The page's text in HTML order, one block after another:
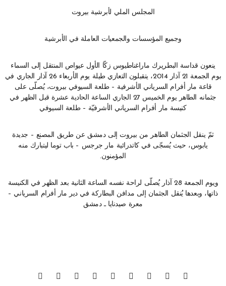
المجلس الملي لأبرشية بيروت
وجميع المؤسسات والجمعيات العاملة في الأبرشية
ينعون قداسة البطريرك ماراغناطيوس زكّا الأول عيواص المنتقل إلى السماء
يوم الجمعة 21 آذار 2014، يتقبلون التعازي طيلة يوم الأربعاء 26 آذار الجاري في
قاعة مار أفرام السرياني الأشرفية – طلعة السيوفي بيروت، يُصلّى على
جثمانه الطاهر يوم الخميس 27 الجاري الساعة الحادية عشرة قبل الظهر في
كنيسة مار أفرام السرياني الأشرفيّة – طلعة السيوفي
ثمّ ينقل الجثمان الطاهر من بيروت إلى دمشق عن طريق المصنع – جديدة
يابوس، حيث يُسجّى في كاتدرائية مار جرجس – باب توما ليتبارك منه
المؤمنون.
ويوم الجمعة 28 آذار يُصلّى لراحة نفسه الساعة الثانية بعد الظهر في الكنيسة
ذاتها، وبعدها يُنقل الجثمان إلى مدافن البطاركة في دير مار أفرام السرياني –
معرة صيدنايا ـ دمشق